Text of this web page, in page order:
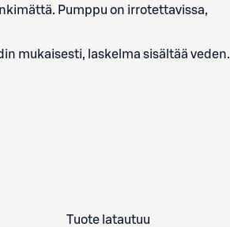
Pumppu on irrotettavissa,
mukaisesti, laskelma sisältää veden.
Tuote latautuu